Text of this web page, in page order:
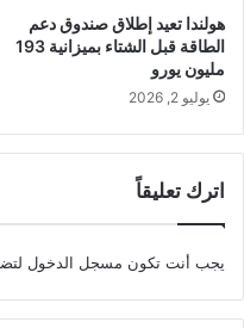
هولندا تعيد إطلاق صندوق دعم
الطاقة قبل الشتاء بميزانية 193
مليون يورو
يوليو 2, 2026
اترك تعليقاً
يجب أنت تكون مسجل الدخول